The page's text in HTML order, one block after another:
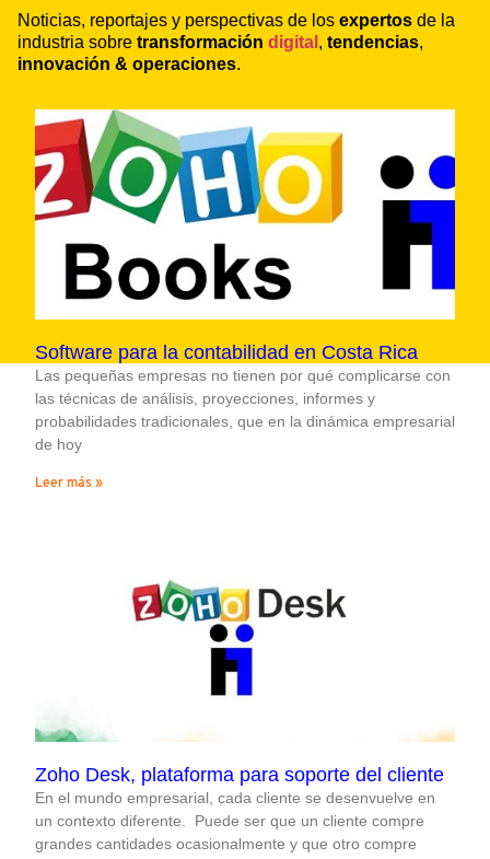
ENGLISH
Noticias, reportajes y perspectivas de los expertos de la
industria sobre transformación digital , tendencias,
innovación & operaciones.
Software para la contabilidad en Costa Rica
Las pequeñas empresas no tienen por qué complicarse con
las técnicas de análisis, proyecciones, informes y
probabilidades tradicionales, que en la dinámica empresarial
de hoy
Leer más »
Zoho Desk, plataforma para soporte del cliente
En el mundo empresarial, cada cliente se desenvuelve en
un contexto diferente. Puede ser que un cliente compre
grandes cantidades ocasionalmente y que otro compre